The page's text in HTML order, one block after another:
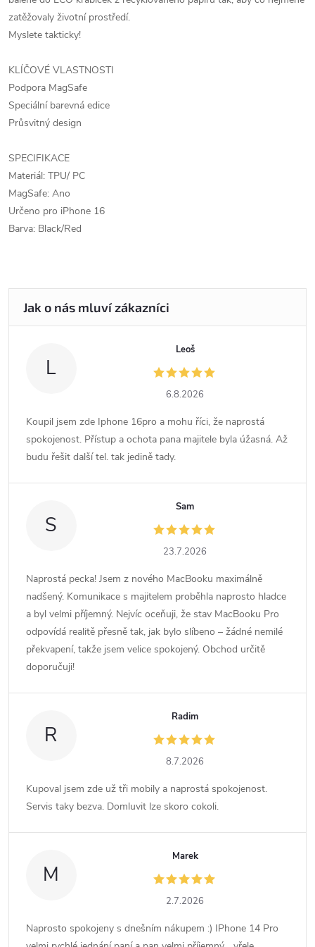
zatěžovaly životní prostředí.
Myslete takticky!
KLÍČOVÉ VLASTNOSTI
Podpora MagSafe
Speciální barevná edice
Průsvitný design
SPECIFIKACE
Materiál: TPU/ PC
MagSafe: Ano
Určeno pro iPhone 16
Barva: Black/Red
L
Leoš
6.8.2026
Koupil jsem zde Iphone 16pro a mohu říci, že naprostá
spokojenost. Přístup a ochota pana majitele byla úžasná. Až
budu řešit další tel. tak jedině tady.
S
Sam
23.7.2026
Naprostá pecka! Jsem z nového MacBooku maximálně
nadšený. Komunikace s majitelem proběhla naprosto hladce
a byl velmi příjemný. Nejvíc oceňuji, že stav MacBooku Pro
odpovídá realitě přesně tak, jak bylo slíbeno – žádné nemilé
překvapení, takže jsem velice spokojený. Obchod určitě
doporučuji!
R
Radim
8.7.2026
Kupoval jsem zde už tři mobily a naprostá spokojenost.
Servis taky bezva. Domluvit lze skoro cokoli.
M
Marek
2.7.2026
Naprosto spokojeny s dnešním nákupem :) IPhone 14 Pro